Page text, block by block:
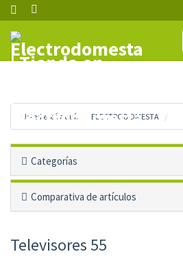
Usted está aquí: ELECTRODOMESTA
Categorías
Comparativa de artículos
Televisores 55